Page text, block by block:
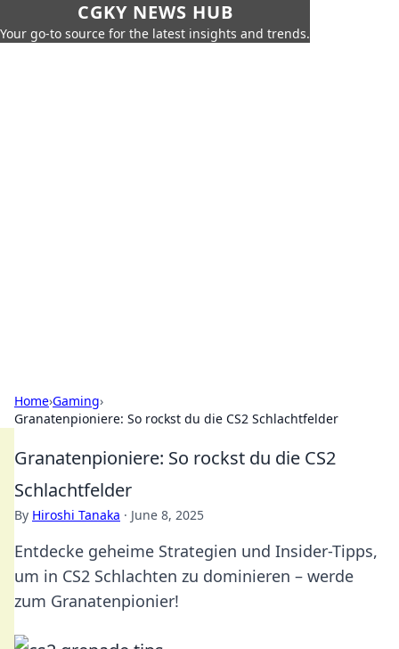
CGKY NEWS HUB
Your go-to source for the latest insights and trends.
Home›Gaming›
Granatenpioniere: So rockst du die CS2 Schlachtfelder
Granatenpioniere: So rockst du die CS2
Schlachtfelder
By Hiroshi Tanaka · June 8, 2025
Entdecke geheime Strategien und Insider-Tipps,
um in CS2 Schlachten zu dominieren – werde
zum Granatenpionier!